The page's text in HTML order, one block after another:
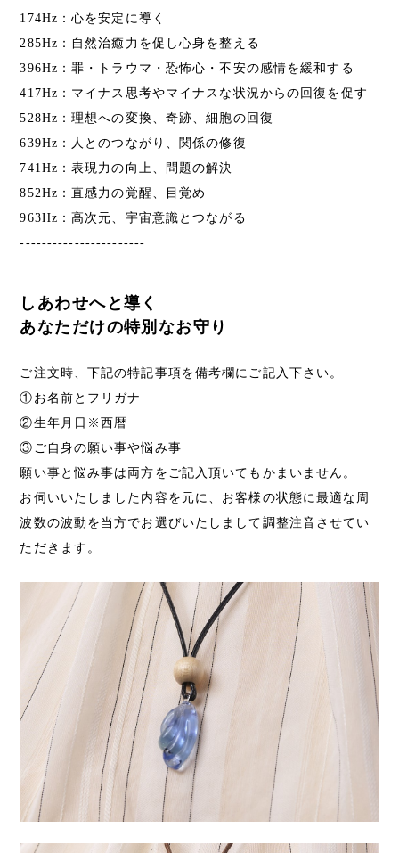
174Hz：心を安定に導く
285Hz：自然治癒力を促し心身を整える
396Hz：罪・トラウマ・恐怖心・不安の感情を緩和する
417Hz：マイナス思考やマイナスな状況からの回復を促す
528Hz：理想への変換、奇跡、細胞の回復
639Hz：人とのつながり、関係の修復
741Hz：表現力の向上、問題の解決
852Hz：直感力の覚醒、目覚め
963Hz：高次元、宇宙意識とつながる
-----------------------
しあわせへと導く
あなただけの特別なお守り
ご注文時、下記の特記事項を備考欄にご記入下さい。
①お名前とフリガナ
②生年月日※西暦
③ご自身の願い事や悩み事
願い事と悩み事は両方をご記入頂いてもかまいません。
お伺いいたしました内容を元に、お客様の状態に最適な周
波数の波動を当方でお選びいたしまして調整注音させてい
ただきます。